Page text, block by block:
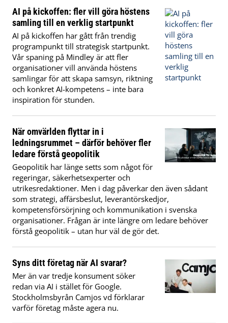
AI på kickoffen: fler vill göra höstens
samling till en verklig startpunkt
AI på kickoffen har gått från trendig
programpunkt till strategisk startpunkt.
Vår spaning på Mindley är att fler
organisationer vill använda höstens
samlingar för att skapa samsyn, riktning
och konkret AI-kompetens – inte bara
inspiration för stunden.
När omvärlden flyttar in i
ledningsrummet – därför behöver fler
ledare förstå geopolitik
Geopolitik har länge setts som något för
regeringar, säkerhetsexperter och
utrikesredaktioner. Men i dag påverkar den även sådant
som strategi, affärsbeslut, leverantörskedjor,
kompetensförsörjning och kommunikation i svenska
organisationer. Frågan är inte längre om ledare behöver
förstå geopolitik – utan hur väl de gör det.
Syns ditt företag när AI svarar?
Mer än var tredje konsument söker
redan via AI i stället för Google.
Stockholmsbyrån Camjos vd förklarar
varför företag måste agera nu.